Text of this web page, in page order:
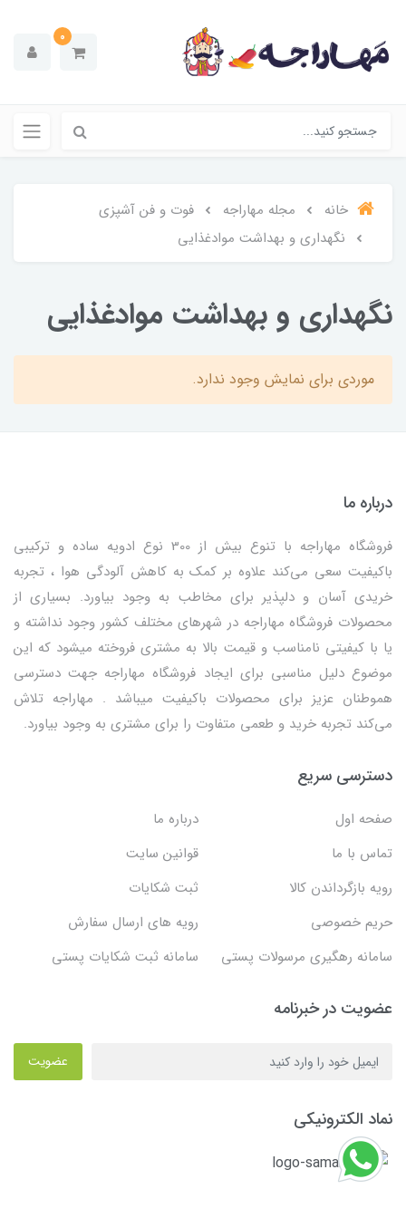
0
خانه مجله مهاراجه
فوت و فن آشپزی
نگهداری و بهداشت موادغذایی
نگهداری و بهداشت موادغذایی
موردی برای نمایش وجود ندارد.
درباره ما
فروشگاه مهاراجه با تنوع بیش از 300 نوع ادویه ساده و ترکیبی
باکیفیت سعی می‌کند علاوه بر کمک به کاهش آلودگی هوا ، تجربه
خریدی آسان و دلپذیر برای مخاطب به وجود بیاورد. بسیاری از
محصولات فروشگاه مهاراجه در شهرهای مختلف کشور وجود نداشته و
یا با کیفیتی نامناسب و قیمت بالا به مشتری فروخته میشود که این
موضوع دلیل مناسبی برای ایجاد فروشگاه مهاراجه جهت دسترسی
هموطنان عزیز برای محصولات باکیفیت میباشد . مهاراجه تلاش
می‌کند تجربه خرید و طعمی متفاوت را برای مشتری به وجود بیاورد.
دسترسی سریع
صفحه اول
درباره ما
تماس با ما
قوانین سایت
رویه بازگرداندن کالا
ثبت شکایات
حریم خصوصی
رویه های ارسال سفارش
سامانه رهگیری مرسولات پستی
سامانه ثبت شکایات پستی
عضویت در خبرنامه
عضویت
نماد الکترونیکی